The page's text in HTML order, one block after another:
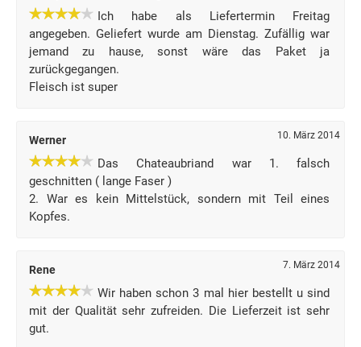
Ich habe als Liefertermin Freitag
angegeben. Geliefert wurde am Dienstag. Zufällig war
jemand zu hause, sonst wäre das Paket ja
zurückgegangen.
Fleisch ist super
Werner 10. März 2014
Das Chateaubriand war 1. falsch
geschnitten ( lange Faser )
2. War es kein Mittelstück, sondern mit Teil eines
Kopfes.
Rene 7. März 2014
Wir haben schon 3 mal hier bestellt u sind
mit der Qualität sehr zufreiden. Die Lieferzeit ist sehr
gut.